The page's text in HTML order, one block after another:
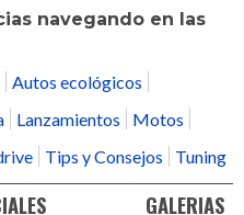
navegando en las
Autos ecológicos
Lanzamientos
Motos
Tips y Consejos Tuning
GALERIAS